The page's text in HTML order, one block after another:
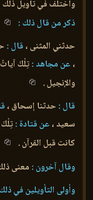
واختلف في تأويل ذلك
ذكر من قال ذلك :
حدثني المثنى ، قال :
، عن مجاهد :تِلْكَ
والإنجيل .
قال : حدثنا إسحاق ،
سعيد ، عن قتادة :
كانت قبل القرآن .
وقال آخرون :معنى
وأولى التأويلين في